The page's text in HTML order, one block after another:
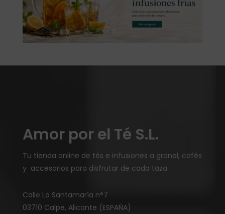
Amor por el Té S.L.
Tu tienda online de tés e infusiones a granel, cafés
y accesorios para disfrutar de cada taza
Calle La Santamaría n°7
03710 Calpe, Alicante (ESPAÑA)